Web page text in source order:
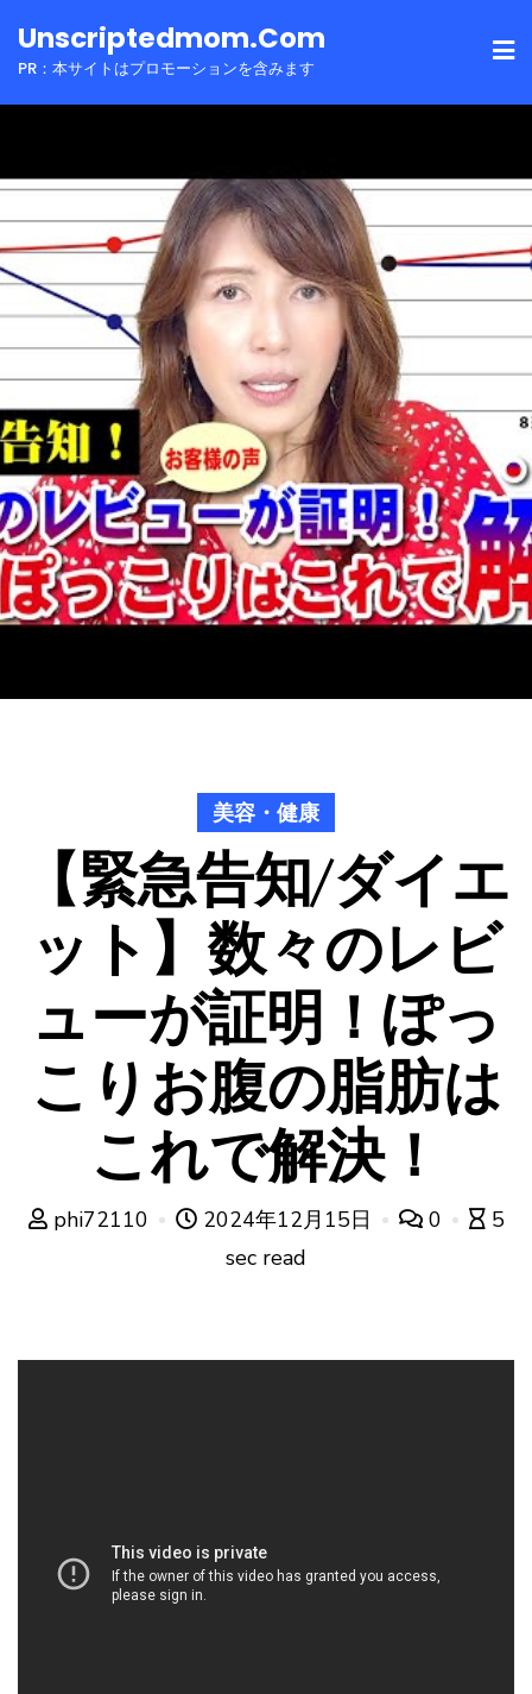
toUnscriptedmom.com
PR：本サイトはプロモーションを含みます
美容・健康
【緊急告知/ダイエ
ット】数々のレビ
ューが証明！ぽっ
こりお腹の脂肪は
これで解決！
phi72110 2024年12月15日 0
5
sec read